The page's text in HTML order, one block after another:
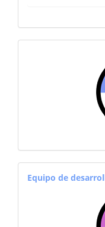
equiporevistas
Equipo de